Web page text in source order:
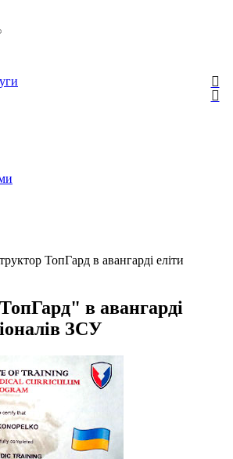
ТопГард в авангарді еліти
в авангарді
ЗСУ